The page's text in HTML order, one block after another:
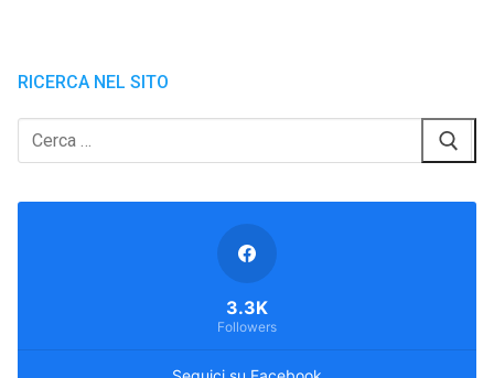
RICERCA NEL SITO
Cerca:
3.3K
Followers